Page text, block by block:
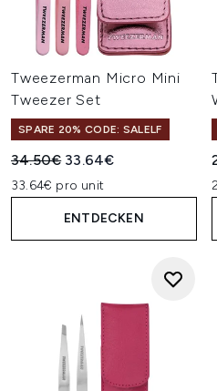
Tweezerman Micro Mini
Tweezer Set
SPARE 20% CODE: SALELF
Unverbindliche
34.50€ Aktueller Preis:
33.64€
33.64€ pro unit
ENTDECKEN